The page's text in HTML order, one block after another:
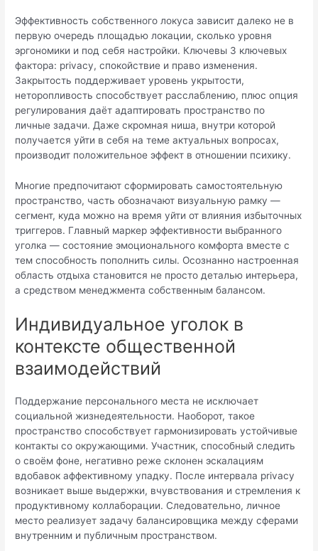
Эффективность собственного локуса зависит далеко не в
первую очередь площадью локации, сколько уровня
эргономики и под себя настройки. Ключевы 3 ключевых
фактора: privacy, спокойствие и право изменения.
Закрытость поддерживает уровень укрытости,
неторопливость способствует расслаблению, плюс опция
регулирования даёт адаптировать пространство по
личные задачи. Даже скромная ниша, внутри которой
получается уйти в себя на теме актуальных вопросах,
производит положительное эффект в отношении психику.
Многие предпочитают сформировать самостоятельную
пространство, часть обозначают визуальную рамку —
сегмент, куда можно на время уйти от влияния избыточных
триггеров. Главный маркер эффективности выбранного
уголка — состояние эмоционального комфорта вместе с
тем способность пополнить силы. Осознанно настроенная
область отдыха становится не просто деталью интерьера,
а средством менеджмента собственным балансом.
Индивидуальное уголок в
контексте общественной
взаимодействий
Поддержание персонального места не исключает
социальной жизнедеятельности. Наоборот, такое
пространство способствует гармонизировать устойчивые
контакты cо окружающими. Участник, способный следить
о своём фоне, негативно реже склонен эскалациям
вдобавок аффективному упадку. После интервала privacy
возникает выше выдержки, вчувствования и стремления к
продуктивному коллаборации. Следовательно, личное
место реализует задачу балансировщика между сферами
внутренним и публичным пространством.